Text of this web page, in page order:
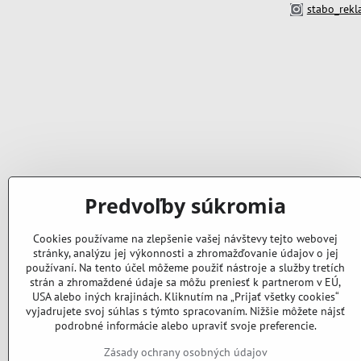
Predvoľby súkromia
Cookies používame na zlepšenie vašej návštevy tejto webovej
stránky, analýzu jej výkonnosti a zhromažďovanie údajov o jej
používaní. Na tento účel môžeme použiť nástroje a služby tretích
strán a zhromaždené údaje sa môžu preniesť k partnerom v EÚ,
USA alebo iných krajinách. Kliknutím na „Prijať všetky cookies“
vyjadrujete svoj súhlas s týmto spracovaním. Nižšie môžete nájsť
podrobné informácie alebo upraviť svoje preferencie.
Zásady ochrany osobných údajov